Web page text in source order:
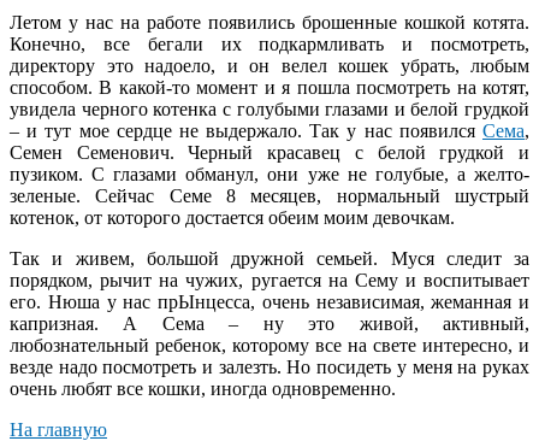
Летом у нас на работе появились брошенные кошкой котята.
Конечно, все бегали их подкармливать и посмотреть,
директору это надоело, и он велел кошек убрать, любым
способом. В какой-то момент и я пошла посмотреть на котят,
увидела черного котенка с голубыми глазами и белой грудкой
– и тут мое сердце не выдержало. Так у нас появился Сема,
Семен Семенович. Черный красавец с белой грудкой и
пузиком. С глазами обманул, они уже не голубые, а желто-
зеленые. Сейчас Семе 8 месяцев, нормальный шустрый
котенок, от которого достается обеим моим девочкам.
Так и живем, большой дружной семьей. Муся следит за
порядком, рычит на чужих, ругается на Сему и воспитывает
его. Нюша у нас прЫнцесса, очень независимая, жеманная и
капризная. А Сема – ну это живой, активный,
любознательный ребенок, которому все на свете интересно, и
везде надо посмотреть и залезть. Но посидеть у меня на руках
очень любят все кошки, иногда одновременно.
На главную